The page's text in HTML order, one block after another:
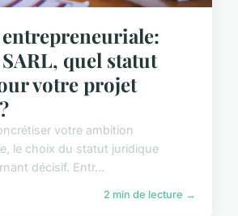
quel statut
votre projet
votre ambition
le choix du statut juridique
décisif. Entr...
2 min de lecture →